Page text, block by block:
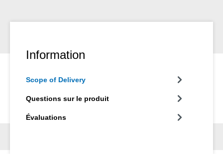
Information
Scope of Delivery
Questions sur le produit
Évaluations